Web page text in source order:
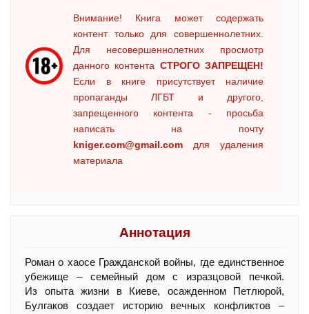
Внимание! Книга может содержать
контент только для совершеннолетних.
Для несовершеннолетних просмотр
данного контента СТРОГО ЗАПРЕЩЕН!
Если в книге присутствует наличие
пропаганды ЛГБТ и другого,
запрещенного контента - просьба
написать на почту
kniger.com@gmail.com для удаления
материала
Аннотация
Роман о хаосе Гражданской войны, где единственное
убежище – семейный дом с изразцовой печкой.
Из опыта жизни в Киеве, осажденном Петлюрой,
Булгаков создает историю вечных конфликтов –